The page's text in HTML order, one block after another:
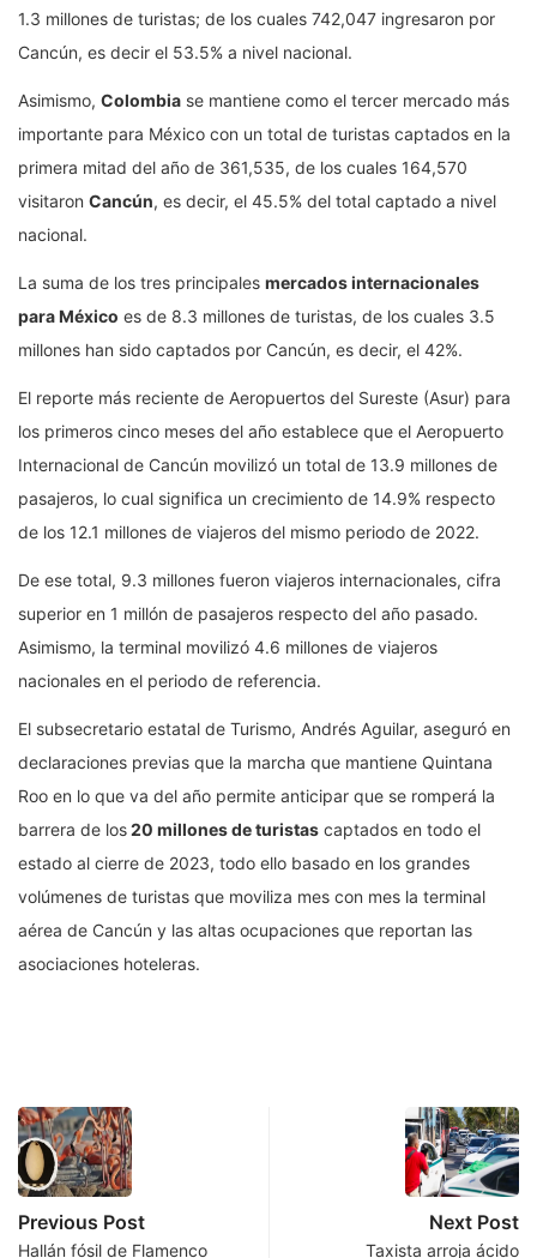
1.3 millones de turistas; de los cuales 742,047 ingresaron por
Cancún, es decir el 53.5% a nivel nacional.
Asimismo, Colombia se mantiene como el tercer mercado más
importante para México con un total de turistas captados en la
primera mitad del año de 361,535, de los cuales 164,570
visitaron Cancún, es decir, el 45.5% del total captado a nivel
nacional.
La suma de los tres principales mercados internacionales
para México es de 8.3 millones de turistas, de los cuales 3.5
millones han sido captados por Cancún, es decir, el 42%.
El reporte más reciente de Aeropuertos del Sureste (Asur) para
los primeros cinco meses del año establece que el Aeropuerto
Internacional de Cancún movilizó un total de 13.9 millones de
pasajeros, lo cual significa un crecimiento de 14.9% respecto
de los 12.1 millones de viajeros del mismo periodo de 2022.
De ese total, 9.3 millones fueron viajeros internacionales, cifra
superior en 1 millón de pasajeros respecto del año pasado.
Asimismo, la terminal movilizó 4.6 millones de viajeros
nacionales en el periodo de referencia.
El subsecretario estatal de Turismo, Andrés Aguilar, aseguró en
declaraciones previas que la marcha que mantiene Quintana
Roo en lo que va del año permite anticipar que se romperá la
barrera de los20 millones de turistas captados en todo el
estado al cierre de 2023, todo ello basado en los grandes
volúmenes de turistas que moviliza mes con mes la terminal
aérea de Cancún y las altas ocupaciones que reportan las
asociaciones hoteleras.
Previous Post
Hallán fósil de Flamenco
Next Post
Taxista arroja ácido